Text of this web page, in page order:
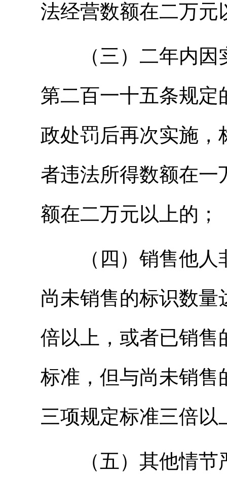
法经营数额在二万元
（三）二年内因
第二百一十五条规
政处罚后再次实施
者违法所得数额在
额在二万元以上的；
（四）销售他人
尚未销售的标识数
倍以上，或者已销售
标准，但与尚未销售
三项规定标准三倍以
（五）其他情节